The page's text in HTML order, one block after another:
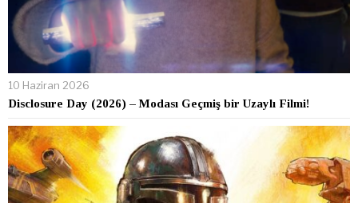
10 Haziran 2026
Disclosure Day (2026) – Modası Geçmiş bir Uzaylı Filmi!